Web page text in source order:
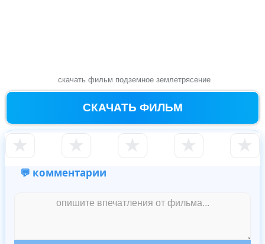
скачать фильм подземное землетрясение
СКАЧАТЬ ФИЛЬМ
★ ★ ★ ★ ★
💬 комментарии